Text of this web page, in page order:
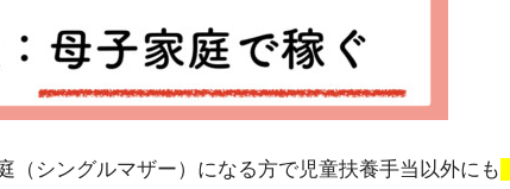
（シングルマザー）になる方で児童扶養手当以外にも